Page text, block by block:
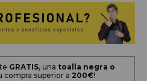
GRATIS, una toalla negra o
compra superior a 200€!